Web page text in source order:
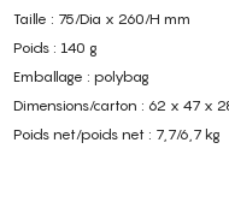
Taille : 75/Dia x 260/H mm
Poids : 140 g
Emballage : polybag
Dimensions/carton : 62 x 47 x
Poids net/poids net : 7,7/6,7 kg